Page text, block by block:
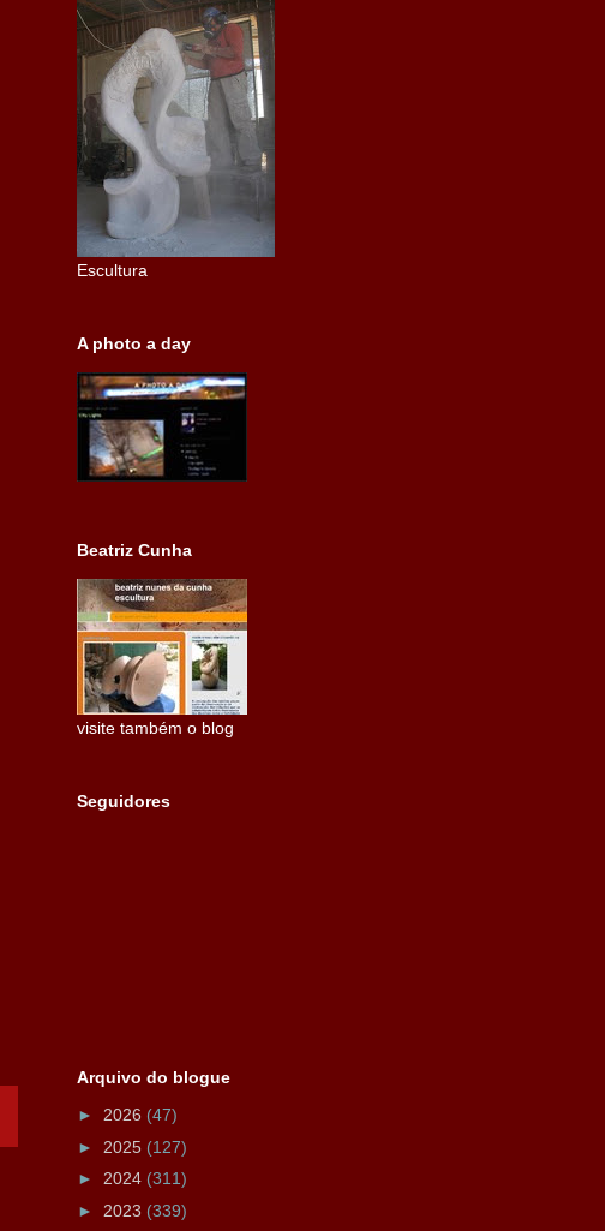
Escultura
A photo a day
Beatriz Cunha
visite também o blog
Seguidores
Arquivo do blogue
► 2026 (47)
► 2025 (127)
► 2024 (311)
► 2023 (339)